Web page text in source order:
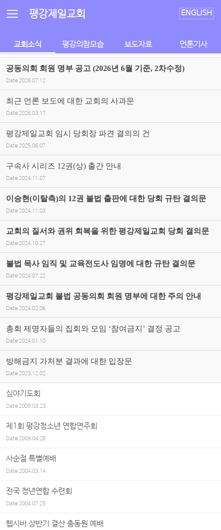
평강제일교회 ENGLISH
교회소식 평강의참모습 보도자료 언론기사
공동의회 회원 명부 공고 (2026년 6월 기준, 2차수정)
Date 2026.07.12
최근 언론 보도에 대한 교회의 사과문
Date 2026.03.17
평강제일교회 임시 당회장 파견 결의의 건
Date 2025.06.07
구속사 시리즈 12권(상) 출간 안내
Date 2024.11.07
이승현(이탈측)의 12권 불법 출판에 대한 당회 규탄 결의문
Date 2024.11.03
교회의 질서와 권위 회복을 위한 평강제일교회 당회 결의문
Date 2024.10.27
불법 목사 임직 및 교육전도사 임명에 대한 규탄 결의문
Date 2024.07.22
평강제일교회 불법 공동의회 회원 명부에 대한 주의 안내
Date 2024.02.06
총회 제명자들의 집회와 모임 ‘참여금지’ 결정 공고
Date 2024.01.10
방해금지 가처분 결과에 대한 입장문
Date 2023.12.02
심야기도회
Date2009.03.23
제1회 평강청소년 연합연주회
Date2009.04.28
사순절 특별예배
Date2004.03.14
전국 청년연합 수련회
Date2004.07.25
헵시바 상반기 결산 총동원 예배